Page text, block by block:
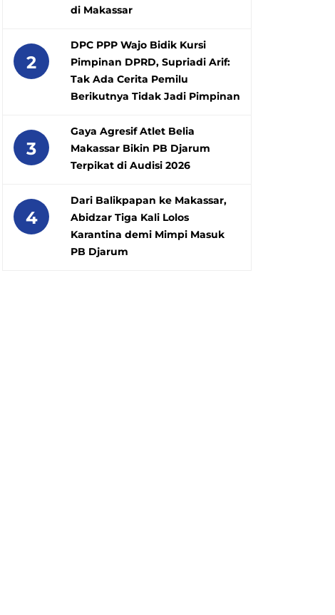
di Makassar
2
DPC PPP Wajo Bidik Kursi
Pimpinan DPRD, Supriadi Arif:
Tak Ada Cerita Pemilu
Berikutnya Tidak Jadi Pimpinan
3
Gaya Agresif Atlet Belia
Makassar Bikin PB Djarum
Terpikat di Audisi 2026
4
Dari Balikpapan ke Makassar,
Abidzar Tiga Kali Lolos
Karantina demi Mimpi Masuk
PB Djarum